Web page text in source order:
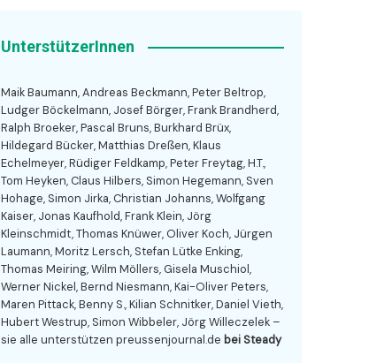
UnterstützerInnen
Maik Baumann, Andreas Beckmann, Peter Beltrop,
Ludger Böckelmann, Josef Börger, Frank Brandherd,
Ralph Broeker, Pascal Bruns, Burkhard Brüx,
Hildegard Bücker, Matthias Dreßen, Klaus
Echelmeyer, Rüdiger Feldkamp, Peter Freytag, H.T.,
Tom Heyken, Claus Hilbers, Simon Hegemann, Sven
Hohage, Simon Jirka, Christian Johanns, Wolfgang
Kaiser, Jonas Kaufhold, Frank Klein, Jörg
Kleinschmidt, Thomas Knüwer, Oliver Koch, Jürgen
Laumann, Moritz Lersch, Stefan Lütke Enking,
Thomas Meiring, Wilm Möllers, Gisela Muschiol,
Werner Nickel, Bernd Niesmann, Kai-Oliver Peters,
Maren Pittack, Benny S., Kilian Schnitker, Daniel Vieth,
Hubert Westrup, Simon Wibbeler, Jörg Willeczelek –
sie alle unterstützen preussenjournal.de bei Steady